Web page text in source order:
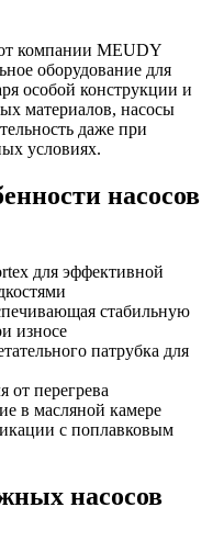
компании MEUDY
оборудование для
особой конструкции и
материалов, насосы
даже при
условиях.
насосов
для эффективной
стабильную
износе
патрубка для
от перегрева
в масляной камере
с поплавковым
насосов